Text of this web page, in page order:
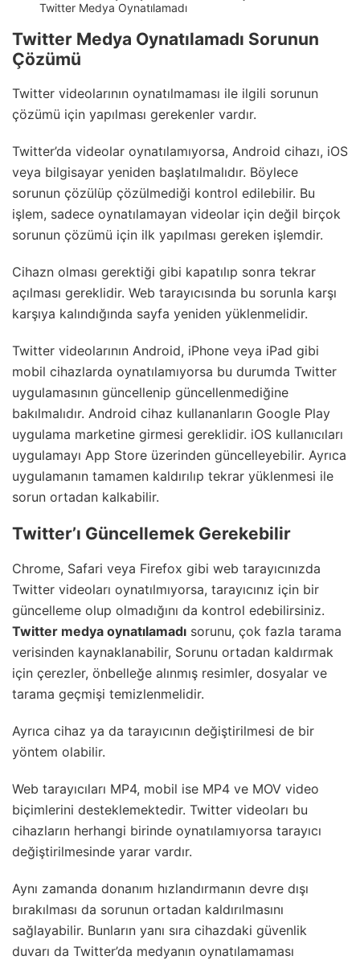
Twitter Medya Oynatılamadı
Twitter Medya Oynatılamadı Sorunun
Çözümü
Twitter videolarının oynatılmaması ile ilgili sorunun
çözümü için yapılması gerekenler vardır.
Twitter’da videolar oynatılamıyorsa, Android cihazı, iOS
veya bilgisayar yeniden başlatılmalıdır. Böylece
sorunun çözülüp çözülmediği kontrol edilebilir. Bu
işlem, sadece oynatılamayan videolar için değil birçok
sorunun çözümü için ilk yapılması gereken işlemdir.
Cihazn olması gerektiği gibi kapatılıp sonra tekrar
açılması gereklidir. Web tarayıcısında bu sorunla karşı
karşıya kalındığında sayfa yeniden yüklenmelidir.
Twitter videolarının Android, iPhone veya iPad gibi
mobil cihazlarda oynatılamıyorsa bu durumda Twitter
uygulamasının güncellenip güncellenmediğine
bakılmalıdır. Android cihaz kullananların Google Play
uygulama marketine girmesi gereklidir. iOS kullanıcıları
uygulamayı App Store üzerinden güncelleyebilir. Ayrıca
uygulamanın tamamen kaldırılıp tekrar yüklenmesi ile
sorun ortadan kalkabilir.
Twitter’ı Güncellemek Gerekebilir
Chrome, Safari veya Firefox gibi web tarayıcınızda
Twitter videoları oynatılmıyorsa, tarayıcınız için bir
güncelleme olup olmadığını da kontrol edebilirsiniz.
Twitter medya oynatılamadı sorunu, çok fazla tarama
verisinden kaynaklanabilir, Sorunu ortadan kaldırmak
için çerezler, önbelleğe alınmış resimler, dosyalar ve
tarama geçmişi temizlenmelidir.
Ayrıca cihaz ya da tarayıcının değiştirilmesi de bir
yöntem olabilir.
Web tarayıcıları MP4, mobil ise MP4 ve MOV video
biçimlerini desteklemektedir. Twitter videoları bu
cihazların herhangi birinde oynatılamıyorsa tarayıcı
değiştirilmesinde yarar vardır.
Aynı zamanda donanım hızlandırmanın devre dışı
bırakılması da sorunun ortadan kaldırılmasını
sağlayabilir. Bunların yanı sıra cihazdaki güvenlik
duvarı da Twitter’da medyanın oynatılamaması